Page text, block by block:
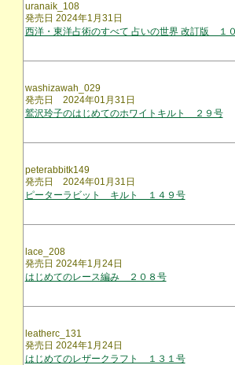
uranaik_108
発売日 2024年1月31日
西洋・東洋占術のすべて 占いの世界 改訂版 １
washizawah_029
発売日 2024年01月31日
鷲沢玲子のはじめてのホワイトキルト ２９号
peterabbitk149
発売日 2024年01月31日
ピーターラビット キルト １４９号
lace_208
発売日 2024年1月24日
はじめてのレース編み ２０８号
leatherc_131
発売日 2024年1月24日
はじめてのレザークラフト １３１号